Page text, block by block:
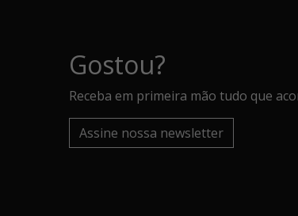
Gostou?
Receba em primeira mão tudo que
Assine nossa newsletter